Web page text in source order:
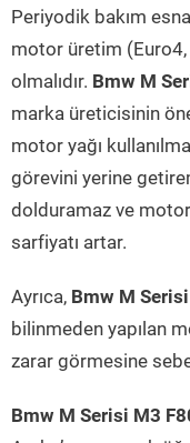
Periyodik bakım
motor üretim
olmalıdır. Bmw M
marka üreticisinin
motor yağı
görevini yerine
dolduramaz ve motor
sarfiyatı artar.
Ayrıca, Bmw M
bilinmeden yapılan
zarar görmesine
Bmw M Serisi M3